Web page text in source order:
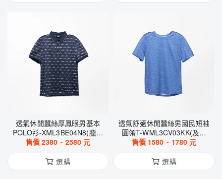
透氣休閒蠶絲厚鳳眼男基本
POLO衫-XML3BE04N8(臘腸
寬條-丈青)
售價 2380 - 2580 元
選購
透氣舒適休閒蠶絲男國民短袖
圓領T-WML3CV03KK(及時
雨紋-紫綠)
售價 1580 - 1780 元
選購